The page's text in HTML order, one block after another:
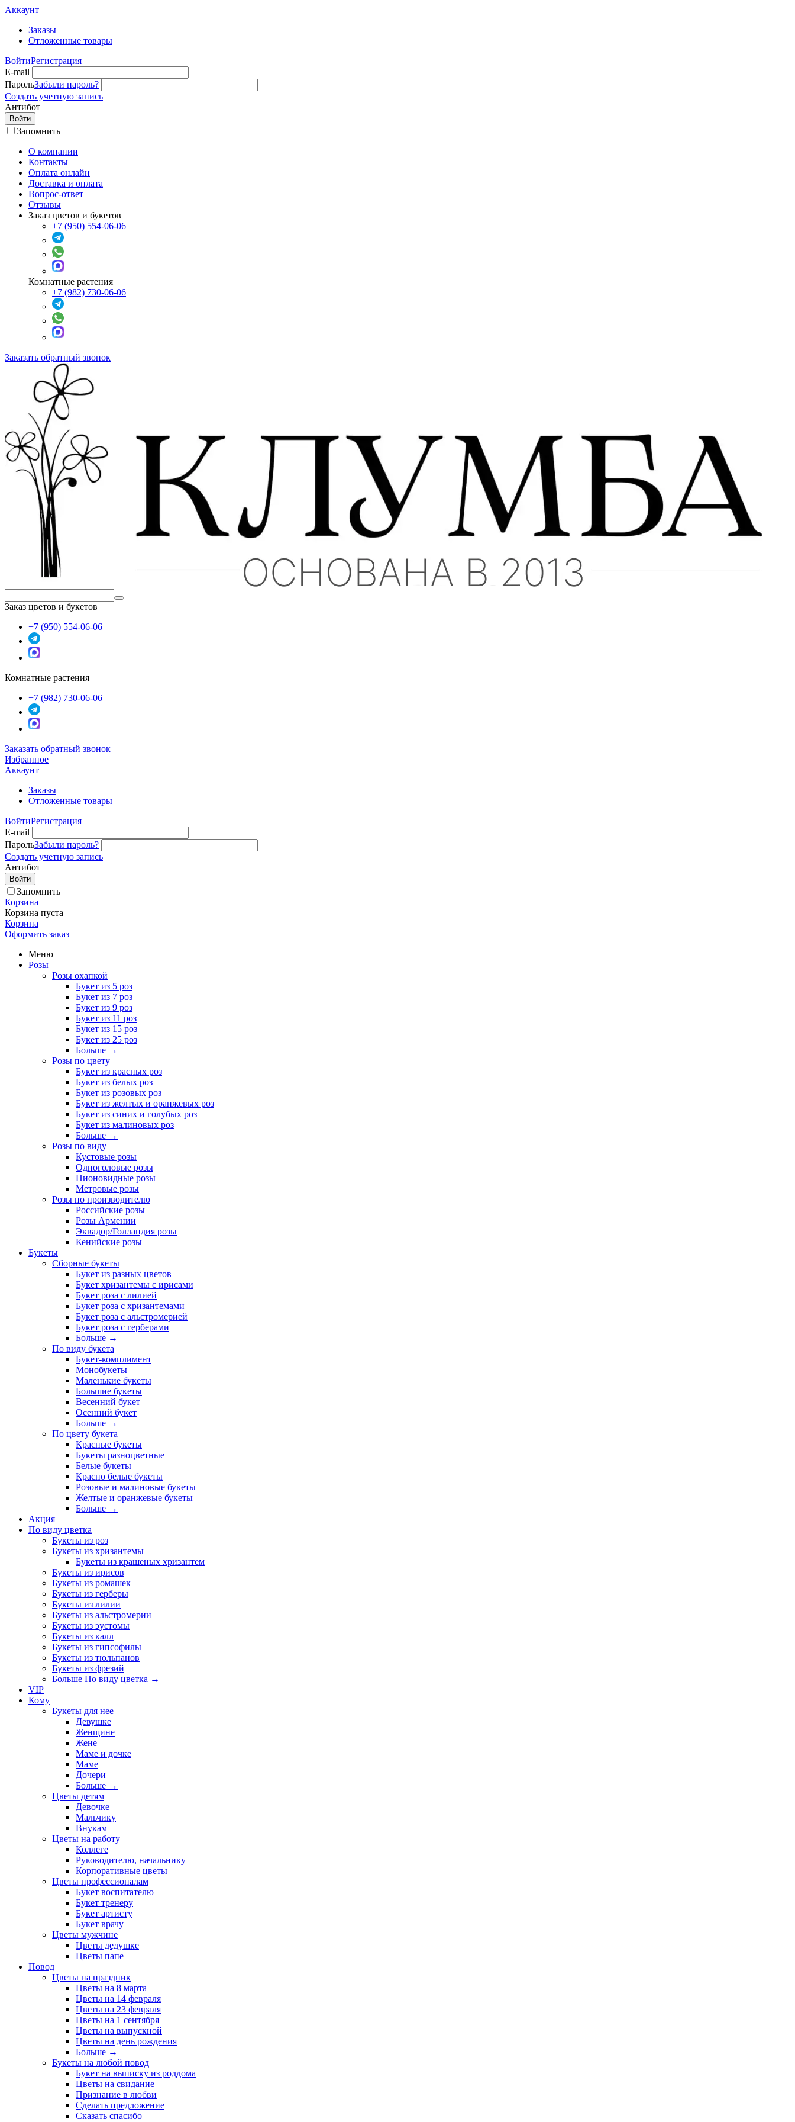
Аккаунт
Заказы
Отложенные товары
ВойтиРегистрация
E-mail
ПарольЗабыли пароль?
Создать учетную запись
Антибот
Войти
Запомнить
О компании
Контакты
Оплата онлайн
Доставка и оплата
Вопрос-ответ
Отзывы
Заказ цветов и букетов
+7 (950) 554-06-06
Комнатные растения
+7 (982) 730-06-06
Заказать обратный звонок
Заказ цветов и букетов
+7 (950) 554-06-06
Комнатные растения
+7 (982) 730-06-06
Заказать обратный звонок
Избранное
Аккаунт
Заказы
Отложенные товары
ВойтиРегистрация
E-mail
ПарольЗабыли пароль?
Создать учетную запись
Антибот
Войти
Запомнить
Корзина
Корзина пуста
Корзина
Оформить заказ
Меню
Розы
Розы охапкой
Букет из 5 роз
Букет из 7 роз
Букет из 9 роз
Букет из 11 роз
Букет из 15 роз
Букет из 25 роз
Больше →
Розы по цвету
Букет из красных роз
Букет из белых роз
Букет из розовых роз
Букет из желтых и оранжевых роз
Букет из синих и голубых роз
Букет из малиновых роз
Больше →
Розы по виду
Кустовые розы
Одноголовые розы
Пионовидные розы
Метровые розы
Розы по производителю
Российские розы
Розы Армении
Эквадор/Голландия розы
Кенийские розы
Букеты
Сборные букеты
Букет из разных цветов
Букет хризантемы с ирисами
Букет роза с лилией
Букет роза с хризантемами
Букет роза с альстромерией
Букет роза с герберами
Больше →
По виду букета
Букет-комплимент
Монобукеты
Маленькие букеты
Большие букеты
Весенний букет
Осенний букет
Больше →
По цвету букета
Красные букеты
Букеты разноцветные
Белые букеты
Красно белые букеты
Розовые и малиновые букеты
Желтые и оранжевые букеты
Больше →
Акция
По виду цветка
Букеты из роз
Букеты из хризантемы
Букеты из крашеных хризантем
Букеты из ирисов
Букеты из ромашек
Букеты из герберы
Букеты из лилии
Букеты из альстромерии
Букеты из эустомы
Букеты из калл
Букеты из гипсофилы
Букеты из тюльпанов
Букеты из фрезий
Больше По виду цветка →
VIP
Кому
Букеты для нее
Девушке
Женщине
Жене
Маме и дочке
Маме
Дочери
Больше →
Цветы детям
Девочке
Мальчику
Внукам
Цветы на работу
Коллеге
Руководителю, начальнику
Корпоративные цветы
Цветы профессионалам
Букет воспитателю
Букет тренеру
Букет артисту
Букет врачу
Цветы мужчине
Цветы дедушке
Цветы папе
Повод
Цветы на праздник
Цветы на 8 марта
Цветы на 14 февраля
Цветы на 23 февраля
Цветы на 1 сентября
Цветы на выпускной
Цветы на день рождения
Больше →
Букеты на любой повод
Букет на выписку из роддома
Цветы на свидание
Признание в любви
Сделать предложение
Сказать спасибо